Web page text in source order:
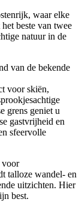
waar elke
beste van twee
natuur in de
van de bekende
voor skiën,
grens geniet u
gastvrijheid en
sfeervolle
voor
talloze wandel- en
uitzichten. Hier
best.